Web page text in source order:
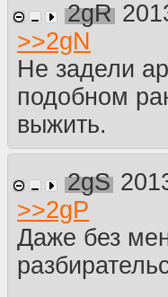
2gR
>>2gN
Не задели
подобном
выжить.
2gS
>>2gP
Даже без